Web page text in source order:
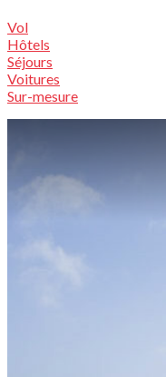
Vol
Hôtels
Séjours
Voitures
Sur-mesure